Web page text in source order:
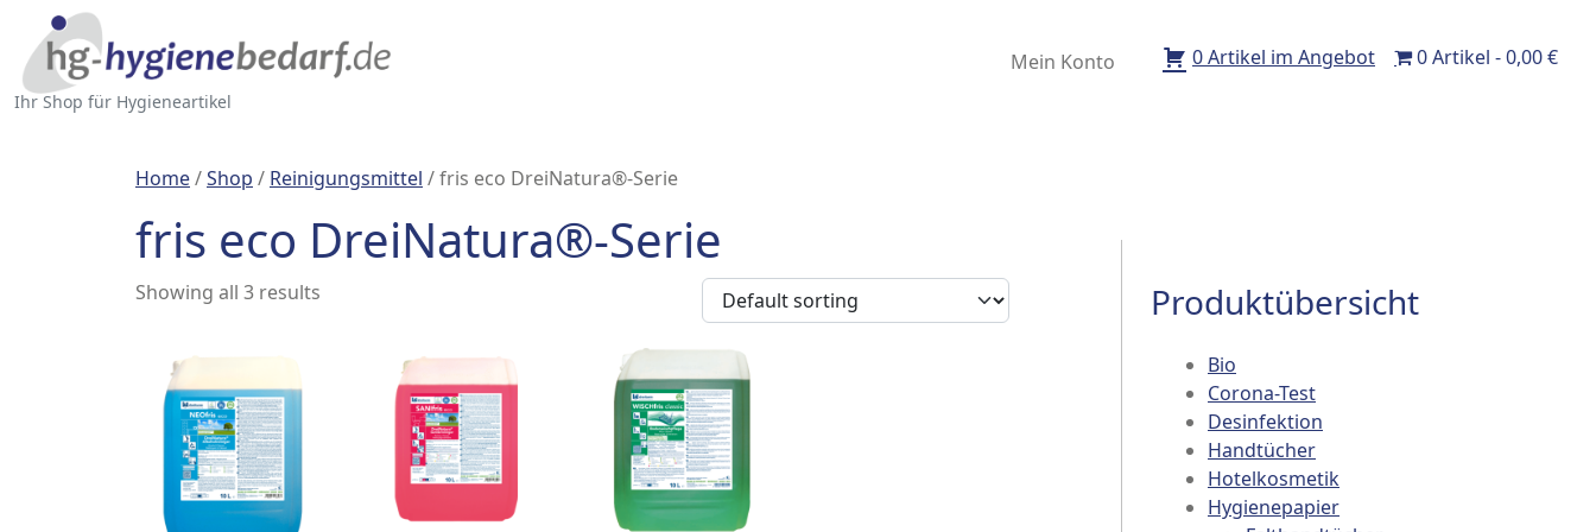
Ihr Shop für Hygieneartikel
Mein Konto 0 Artikel im Angebot 0 Artikel 0,00 €
Home/Shop / Reinigungsmittel / fris eco DreiNatura®-Serie
fris eco DreiNatura®-Serie
Showing all 3 results Produktübersicht
Bio
Corona-Test
Desinfektion
Handtücher
Hotelkosmetik
Hygienepapier